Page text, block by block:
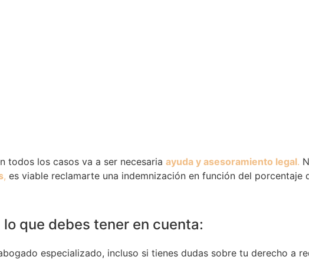
todos los casos va a ser necesaria ayuda y asesoramiento legal.
, es viable reclamarte una indemnización en función del porcentaje
que debes tener en cuenta:
especializado, incluso si tienes dudas sobre tu derecho a